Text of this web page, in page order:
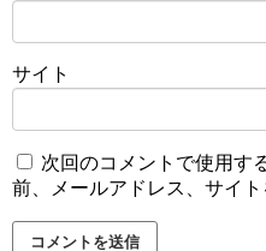
サイト
次回のコメントで使用す
前、メールアドレス、サイト